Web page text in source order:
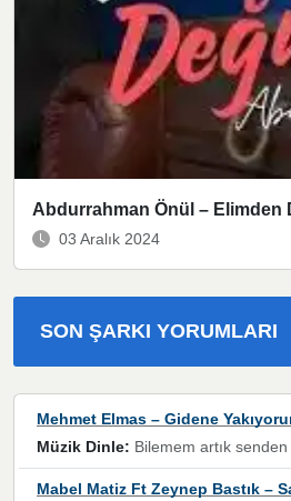
Abdurrahman Önül – Elimden
03 Aralık 2024
SON ŞARKI YORUMLARI
Mehmet Elmas – Gidene
Müzik Dinle: Bilemem artık senden bir şans daha / Düştüğün zaman ben olmayacağım yanında”
Mabel Matiz Ft Zeynep Bastık –